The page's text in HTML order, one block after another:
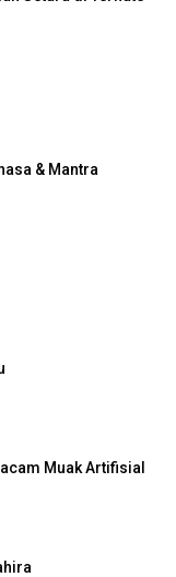
& Mantra
Muak Artifisial